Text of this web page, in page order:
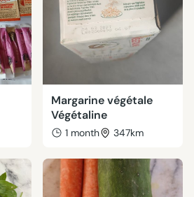
Margarine végétale
Végétaline
1 month 347km